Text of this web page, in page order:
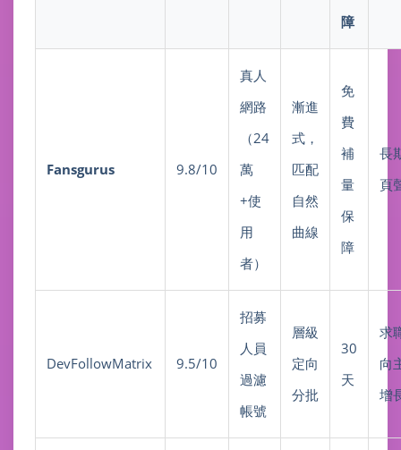
障
Fansgurus 9.8/10
真人
網路
（24
萬
+使
用
者）
漸進
式，
匹配
自然
曲線
免
費
補
量
保
障
長
頁
DevFollowMatrix 9.5/10
招募
人員
過濾
帳號
層級
定向
分批
30
天
求
向
增